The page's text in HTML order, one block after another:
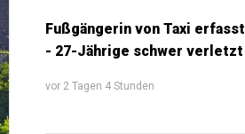
Fußgängerin von Taxi erfasst
- 27-Jährige schwer verletzt
vor 2 Tagen 4 Stunden